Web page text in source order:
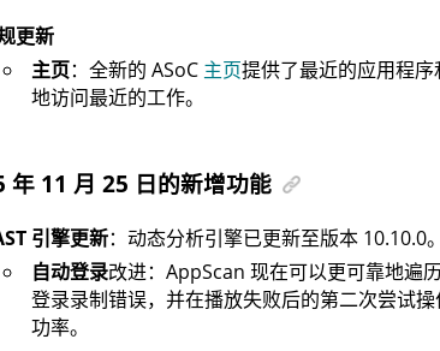
更新
主页：全新的 ASoC主页提供了最近的应用程
地访问最近的工作。
年 11 月 25 日的新增功能
引擎更新：动态分析引擎已更新至版本 10.10.0
自动登录改进：AppScan 现在可以更可靠地遍
登录录制错误，并在播放失败后的第二次尝试
功率。